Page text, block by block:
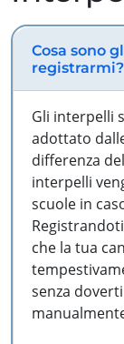
Cosa sono
registrarmi?
Gli interpelli
adottato
differenza
interpelli
scuole in
che la tua
senza